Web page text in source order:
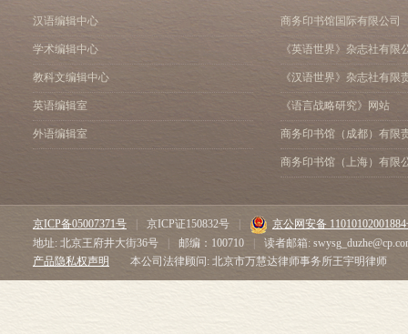
2.5 小结
第三章 述宾结构的单双
3.1 述宾结构单双音节
3.2 已有的研究
3.2.1 陆丙甫、端木三的
3.2.2 冯胜利的左向造语
3.2.3 王洪君的句法语义
3.2.4 王灿龙的认知解释
3.3 述宾单双音节搭配的
3.3.1 无标记项vs有标记
3.3.2 结构因素的影响
3.3.3 语义因素的影响
汉语编辑中心
学术编辑中心
教科文编辑中心
英语编辑室
外语编辑室
商务印书馆国际有限公司
《英语世界》杂志社有限
《汉语世界》杂志社有限
《语言战略研究》网站
商务印书馆（成都）有限
商务印书馆（上海）有限
京ICP备05007371号 京ICP证150832号
京公网安备
地址: 北京王府井大街36号
邮编：100710
读者邮箱:
产品隐私权声明
本公司法律顾问: 北京市万慧达律师事务所王宇明律师